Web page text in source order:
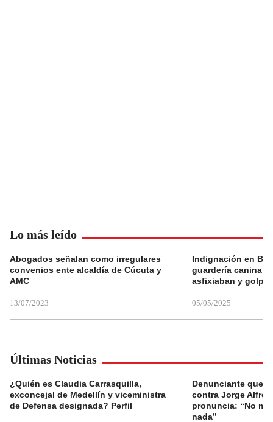
Lo más leído
Abogados señalan como irregulares
convenios ente alcaldía de Cúcuta y
AMC
13/07/2023
Indignación en
guardería canina
asfixiaban y
05/05/2025
Últimas Noticias
¿Quién es Claudia Carrasquilla,
exconcejal de Medellín y viceministra
de Defensa designada? Perfil
Denunciante que
contra Jorge
pronuncia: “No
nada”